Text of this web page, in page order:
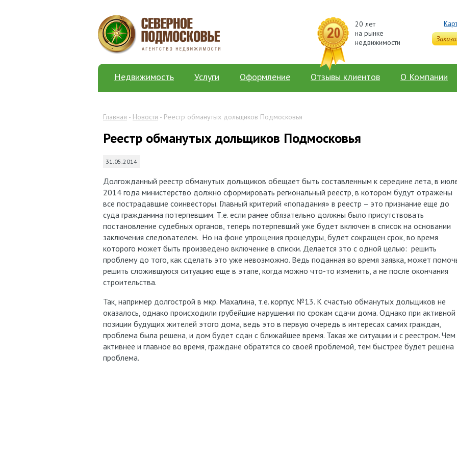
20 лет
на рынке
недвижимости
Недвижимость Услуги Оформление Отзывы клиентов О Компании
Главная - Новости - Реестр обманутых дольщиков Подмосковья
Реестр обманутых дольщиков Подмосковья
31.05.2014
Долгожданный реестр обманутых дольщиков обещает быть составленным к середине лета, в
2014 года министерство должно сформировать региональный реестр, в котором будут отражены
все пострадавшие соинвесторы. Главный критерий «попадания» в реестр – это признание еще до
суда гражданина потерпевшим. Т.е. если ранее обязательно должны было присутствовать
постановление судебных органов, теперь потерпевший уже будет включен в список на основании
заключения следователем. Но на фоне упрощения процедуры, будет сокращен срок, во время
которого может быть произведено включение в списки. Делается это с одной целью: решить
проблему до того, как сделать это уже невозможно. Ведь поданная во время заявка, может
решить сложившуюся ситуацию еще в этапе, когда можно что-то изменить, а не после окончания
строительства.
Так, например долгострой в мкр. Махалина, т.е. корпус №13. К счастью обманутых дольщиков не
оказалось, однако происходили грубейшие нарушения по срокам сдачи дома. Однако при активной
позиции будущих жителей этого дома, ведь это в первую очередь в интересах самих граждан,
проблема была решена, и дом будет сдан с ближайшее время. Такая же ситуации и с реестром. Чем
активнее и главное во время, граждане обратятся со своей проблемой, тем быстрее будет решена
проблема.